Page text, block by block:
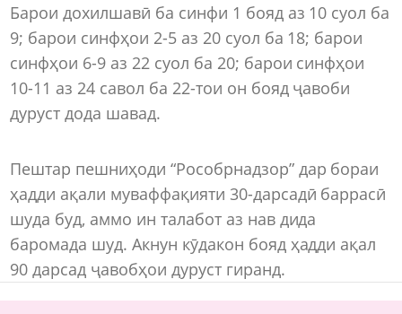
Барои дохилшавӣ ба синфи 1 бояд аз 10 суол ба
9; барои синфҳои 2-5 аз 20 суол ба 18; барои
синфҳои 6-9 аз 22 суол ба 20; барои синфҳои
10-11 аз 24 савол ба 22-тои он бояд ҷавоби
дуруст дода шавад.
Пештар пешниҳоди “Рособрнадзор” дар бораи
ҳадди ақали муваффақияти 30-дарсадӣ баррасӣ
шуда буд, аммо ин талабот аз нав дида
баромада шуд. Акнун кӯдакон бояд ҳадди ақал
90 дарсад ҷавобҳои дуруст гиранд.